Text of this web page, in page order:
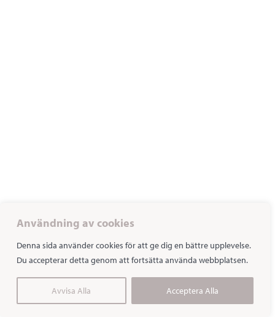
Användning av cookies
Denna sida använder cookies för att ge dig en bättre upplevelse.
Du accepterar detta genom att fortsätta använda webbplatsen.
Avvisa Alla Acceptera Alla